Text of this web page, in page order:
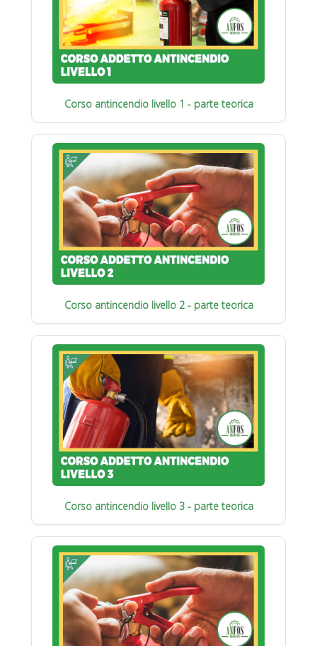
Corso antincendio livello 1 - parte teorica
Corso antincendio livello 2 - parte teorica
Corso antincendio livello 3 - parte teorica